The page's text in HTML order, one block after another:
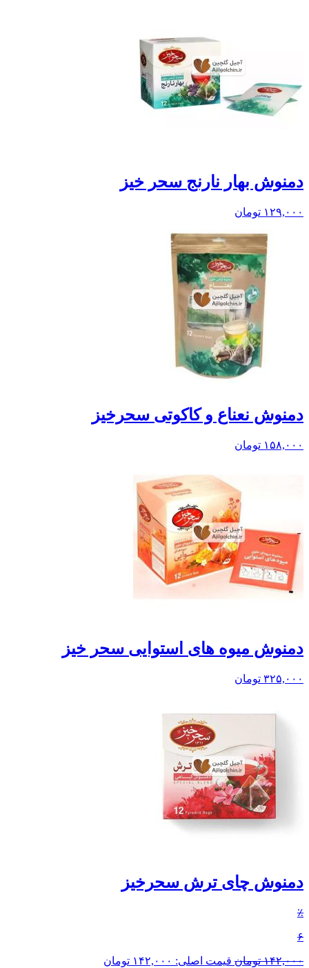
دمنوش بهار نارنج سحر خیز
۱۲۹,۰۰۰ تومان
دمنوش نعناع و کاکوتی سحرخیز
۱۵۸,۰۰۰ تومان
دمنوش میوه های استوایی سحر خیز
۳۲۵,۰۰۰ تومان
دمنوش چای ترش سحرخیز
٪
۶
۱۴۲,۰۰۰ تومان قیمت اصلی: ۱۴۲,۰۰۰ تومان